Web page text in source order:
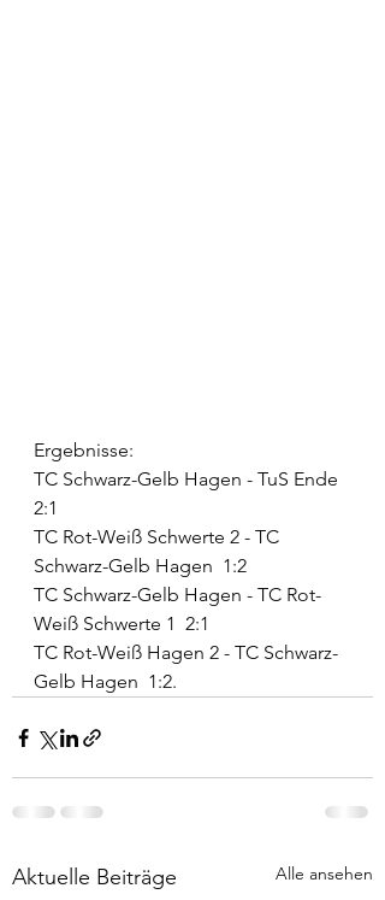
Ergebnisse:
TC Schwarz-Gelb Hagen - TuS Ende
2:1
TC Rot-Weiß Schwerte 2 - TC
Schwarz-Gelb Hagen  1:2
TC Schwarz-Gelb Hagen - TC Rot-
Weiß Schwerte 1  2:1
TC Rot-Weiß Hagen 2 - TC Schwarz-
Gelb Hagen  1:2.
Aktuelle Beiträge Alle ansehen